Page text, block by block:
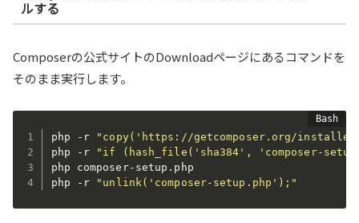
ルする
Composerの公式サイトのDownloadページにあるコマンドを
そのまま実行します。
php -r
"copy('https://getcomposer.org/
php -r
"if (hash_file('sha384', 'composer-
php composer-setup.php
php -r
"unlink('composer-setup.php');"